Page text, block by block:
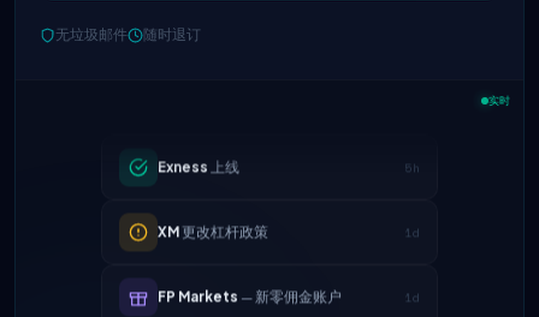
无垃圾邮件 随时退订
实时
IC Markets
XM更改杠杆政策 1d
FP Markets — 新零佣金账户 1d
AvaTrade失去监管牌照 3d